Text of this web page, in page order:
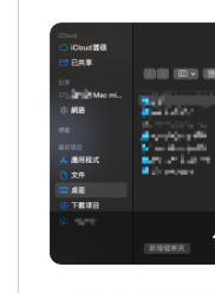
PDF OCR
擷取 PDF 資料
AI PDF助理
eSign（合法）